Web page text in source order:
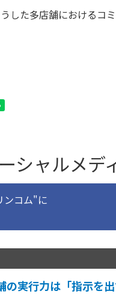
した多店舗におけるコ
シャルメデ
ンコム"に
の実行力は「指示を